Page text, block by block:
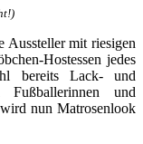
Aussteller mit riesigen
Hostessen jedes
bereits Lack- und
und
nun Matrosenlook